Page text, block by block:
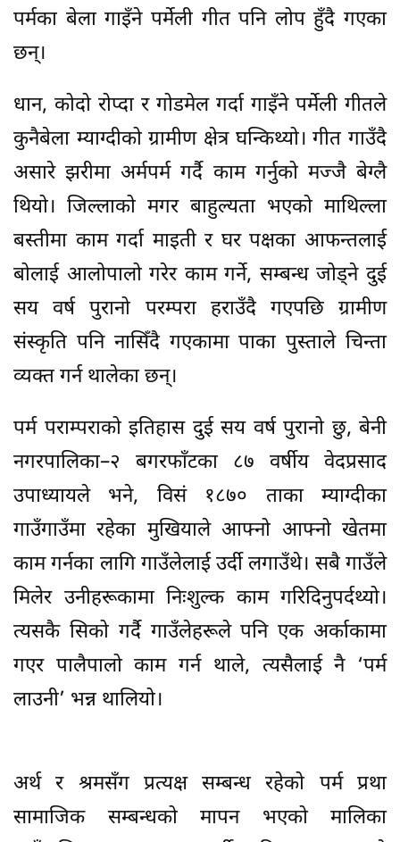
पर्मका बेला गाइँने पर्मेली गीत पनि लोप हुँदै गएका
छन्।
धान, कोदो रोप्दा र गोडमेल गर्दा गाइँने पर्मेली गीतले
कुनैबेला म्याग्दीको ग्रामीण क्षेत्र घन्किथ्यो। गीत गाउँदै
असारे झरीमा अर्मपर्म गर्दै काम गर्नुको मज्जै बेग्लै
थियो। जिल्लाको मगर बाहुल्यता भएको माथिल्ला
बस्तीमा काम गर्दा माइती र घर पक्षका आफन्तलाई
बोलाई आलोपालो गरेर काम गर्ने, सम्बन्ध जोड्ने दुई
सय वर्ष पुरानो परम्परा हराउँदै गएपछि ग्रामीण
संस्कृति पनि नासिँदै गएकामा पाका पुस्ताले चिन्ता
व्यक्त गर्न थालेका छन्।
पर्म पराम्पराको इतिहास दुई सय वर्ष पुरानो छु, बेनी
नगरपालिका–२ बगरफाँटका ८७ वर्षीय वेदप्रसाद
उपाध्यायले भने, विसं १८७० ताका म्याग्दीका
गाउँगाउँमा रहेका मुखियाले आफ्नो आफ्नो खेतमा
काम गर्नका लागि गाउँलेलाई उर्दी लगाउँथे। सबै गाउँले
मिलेर उनीहरूकामा निःशुल्क काम गरिदिनुपर्दथ्यो।
त्यसकै सिको गर्दै गाउँलेहरूले पनि एक अर्काकामा
गएर पालैपालो काम गर्न थाले, त्यसैलाई नै ‘पर्म
लाउनी’ भन्न थालियो।
अर्थ र श्रमसँग प्रत्यक्ष सम्बन्ध रहेको पर्म प्रथा
सामाजिक सम्बन्धको मापन भएको मालिका